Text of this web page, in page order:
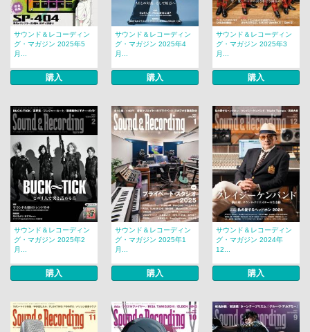
サウンド＆レコーディン
グ・マガジン 2025年5
月...
購入
サウンド＆レコーディン
グ・マガジン 2025年4
月...
購入
サウンド＆レコーディン
グ・マガジン 2025年3
月...
購入
サウンド＆レコーディン
グ・マガジン 2025年2
月...
購入
サウンド＆レコーディン
グ・マガジン 2025年1
月...
購入
サウンド＆レコーディン
グ・マガジン 2024年
12...
購入